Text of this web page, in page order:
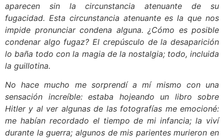
aparecen sin la circunstancia atenuante de su
fugacidad. Esta circunstancia atenuante es la que nos
impide pronunciar condena alguna. ¿Cómo es posible
condenar algo fugaz? El crepúsculo de la desaparición
lo baña todo con la magia de la nostalgia; todo, incluida
la guillotina.
No hace mucho me sorprendí a mí mismo con una
sensación increíble: estaba hojeando un libro sobre
Hitler y al ver algunas de las fotografías me emocioné:
me habían recordado el tiempo de mi infancia; la viví
durante la guerra; algunos de mis parientes murieron en